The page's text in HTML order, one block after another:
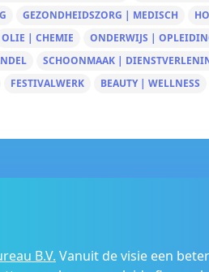
GEZONDHEIDSZORG | MEDISCH
OLIE | CHEMIE
ONDERWIJS |
SCHOONMAAK |
FESTIVALWERK BEAUTY | WELLNESS
B.V. Vanuit de visie een